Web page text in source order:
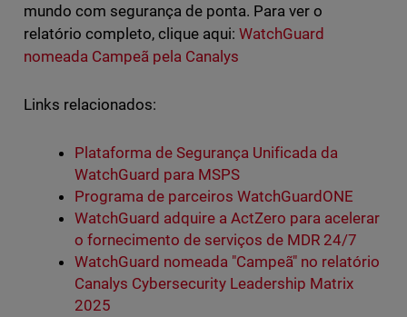
mundo com segurança de ponta. Para ver o
relatório completo, clique aqui:WatchGuard
nomeada Campeã pela Canalys
Links relacionados:
Plataforma de Segurança Unificada da
WatchGuard para MSPS
Programa de parceiros WatchGuardONE
WatchGuard adquire a ActZero para acelerar
o fornecimento de serviços de MDR 24/7
WatchGuard nomeada "Campeã" no relatório
Canalys Cybersecurity Leadership Matrix
2025